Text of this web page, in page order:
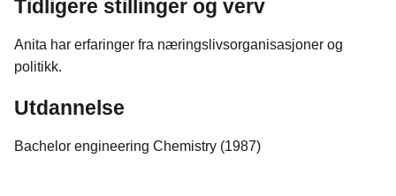
Tidligere stillinger og verv
Anita har erfaringer fra næringslivsorganisasjoner og
politikk.
Utdannelse
Bachelor engineering Chemistry (1987)